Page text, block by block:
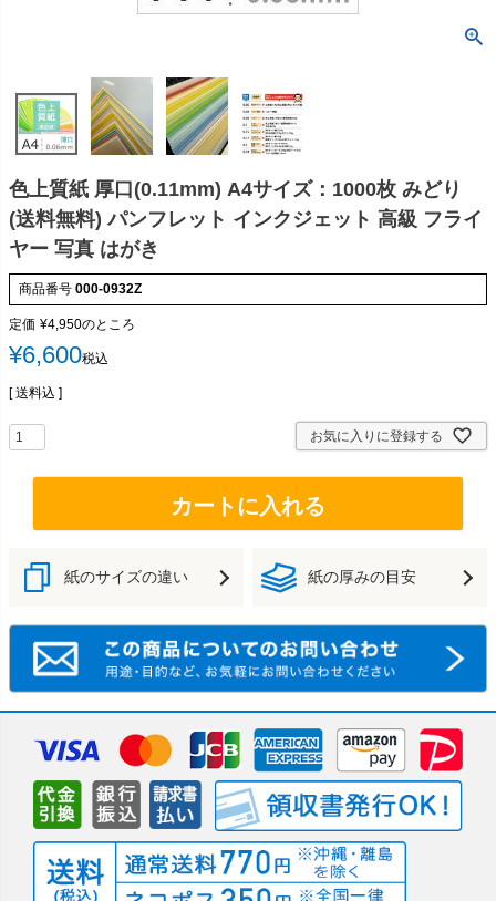
色上質紙 厚口(0.11mm) A4サイズ：1000枚 みどり
(送料無料) パンフレット インクジェット 高級 フライ
ヤー 写真 はがき
商品番号 000-0932Z
定価 ¥4,950のところ
¥6,600税込
送料込
お気に入りに登録する
カートに入れる
紙のサイズの違い 紙の厚みの目安